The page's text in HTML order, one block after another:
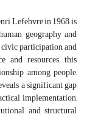
Lefebvre in 1968, is
geography and
participation, and
and resources, this
among people,
a significant gap
implementation,
and structural